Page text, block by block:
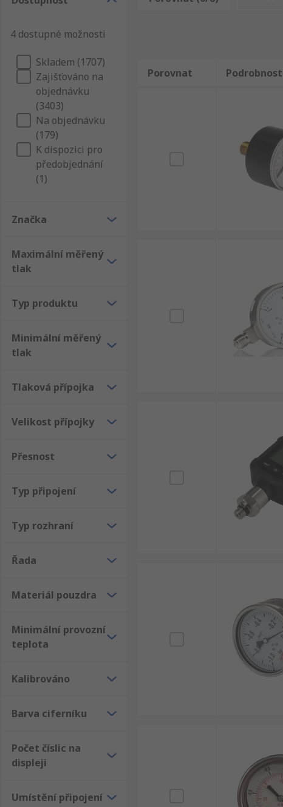
výrobky jsou nejkvalitnější na trhu, ale chceme,
4 dostupné možnosti
Skladem (1707)
Zajišťováno na
objednávku
(3403)
Na objednávku
(179)
K dispozici pro
předobjednání
(1)
Značka
Maximální měřený
tlak
Typ produktu
Minimální měřený
tlak
Tlaková přípojka
Velikost přípojky
Přesnost
Typ připojení
Typ rozhraní
Řada
Materiál pouzdra
Minimální provozní
teplota
Kalibrováno
Barva ciferníku
Počet číslic na
displeji
Umístění připojení
Porovnat